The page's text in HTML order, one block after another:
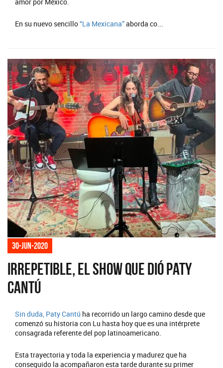
En su nuevo sencillo“La Mexicana”aborda co...
30-jun-2020
Irrepetible, el show que dió Paty
Cantú
Sin duda, Paty Cantú ha recorrido un largo camino desde que
comenzó su historia con Lu hasta hoy que es una intérprete
consagrada referente del pop latinoamericano.
Esta trayectoria y toda la experiencia y madurez que ha
conseguido la acompañaron esta tarde durante su primer